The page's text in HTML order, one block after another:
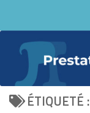
ÉTIQUETÉ :